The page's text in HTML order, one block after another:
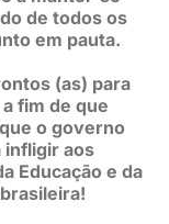
de todos os
em pauta.
(as) para
fim de que
o governo
infligir aos
Educação e da